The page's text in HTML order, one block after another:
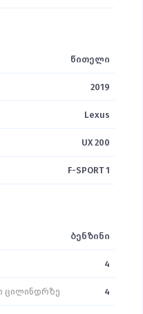
წითელი
2019
Lexus
UX 200
F-SPORT 1
ბენზინი
4
ცილინდრზე 4